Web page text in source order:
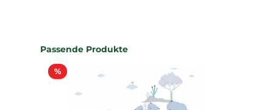
Produktgalerie überspringen
Passende Produkte
%Rabatt